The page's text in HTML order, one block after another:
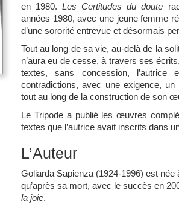
en 1980.Les Certitudes du doute
années 1980, avec une jeune femme
d’une sororité entrevue et désormais
Tout au long de sa vie, au-delà de la
n’aura eu de cesse, à travers ses
textes, sans concession,
contradictions, avec une exigence,
tout au long de la construction de son
Le Tripode a publié les œuvres
textes que l’autrice avait inscrits dans
L’Auteur
Goliarda Sapienza (1924-1996) est née
qu’après sa mort, avec le succès en
la joie.